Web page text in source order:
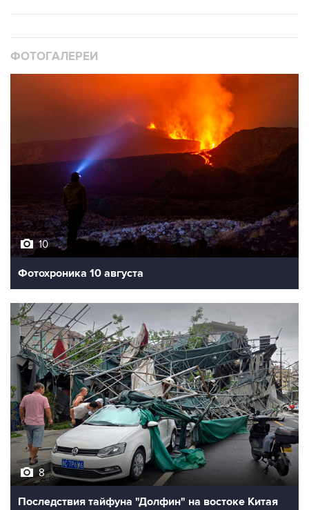
ФОТОГАЛЕРЕИ
10
Фотохроника 10 августа
8
Последствия тайфуна "Долфин" на востоке Китая